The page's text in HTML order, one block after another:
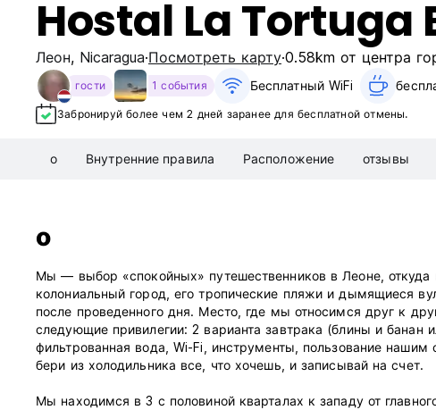
Hostal La Tortuga
Леон, Nicaragua Посмотреть карту 0.58km от центра
гости 1 события Бесплатный WiFi
Забронируй более чем 2 дней заранее для бесплатной отмены.
о Внутренние правила Расположение отзывы
о
Мы — выбор «спокойных» путешественников в Леоне,
колониальный город, его тропические пляжи и дымящиеся
после проведенного дня. Место, где мы относимся друг к
следующие привилегии: 2 варианта завтрака (блины и
фильтрованная вода, Wi-Fi, инструменты, пользование
бери из холодильника все, что хочешь, и записывай на счет.
Мы находимся в 3 с половиной кварталах к западу от